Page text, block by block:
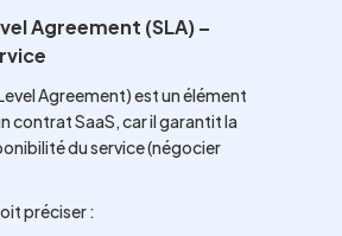
Agreement (SLA) –
Agreement) est un élément
contrat SaaS, car il garantit la
du service (négocier
préciser :